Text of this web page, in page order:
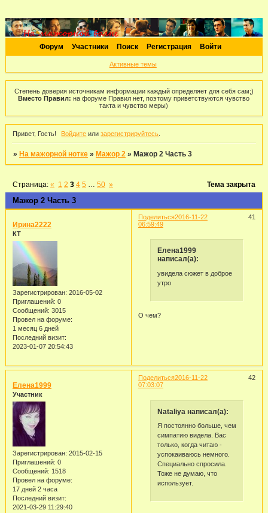
Форум Участники Поиск Регистрация Войти
Активные темы
Степень доверия источникам информации каждый определяет для себя сам;)
Вместо Правил: на форуме Правил нет, поэтому приветствуются чувство
такта и чувство меры)
Привет, Гость! Войдите илизарегистрируйтесь
» На мажорной нотке » Мажор 2 » Мажор 2 Часть 3
Мажор 2 Часть 3
Страница:« 1 2 3 4 5 50 » Тема закрыта
Поделиться 41
2016-11-22
06:59:49
Ирина2222
КТ
Зарегистрирован: 2016-05-02
Приглашений: 0
Сообщений: 3015
Провел на форуме:
1 месяц 6 дней
Последний визит:
2023-01-07 20:54:43
Елена1999
написал(а):
увидела сюжет в доброе
утро
О чем?
Поделиться 42
2016-11-22
07:03:07
Елена1999
Участник
Зарегистрирован: 2015-02-15
Приглашений: 0
Сообщений: 1518
Провел на форуме:
17 дней 2 часа
Последний визит:
2021-03-29 11:29:40
Nataliya написал(а):
Я постоянно больше, чем
симпатию видела. Вас
только, когда читаю -
успокаиваюсь немного.
Специально спросила.
Тоже не думаю, что
использует.